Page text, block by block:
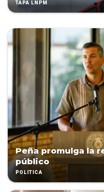
TAPA LNPM
Peña promulga la
público
POLÍTICA